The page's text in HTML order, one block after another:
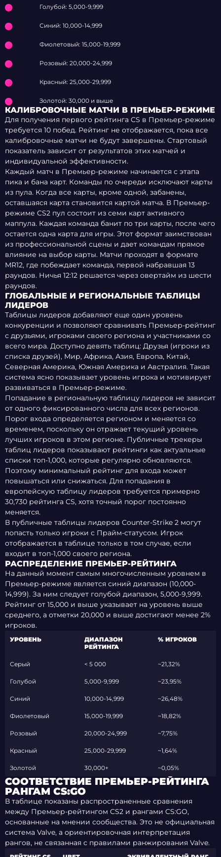
Голубой: 5,000-9,999
Синий: 10,000-14,999
Фиолетовый: 15,000-19,999
Розовый: 20,000-24,999
Красный: 25,000-29,999
Золотой: 30,000 и выше
КАЛИБРОВОЧНЫЕ МАТЧИ В ПРЕМЬЕР-РЕЖИМЕ
Для получения первого рейтинга CS в Премьер-режиме
требуется 10 побед. Рейтинг не отображается, пока все
калибровочные матчи не будут завершены. Стартовый
показатель зависит от результатов этих матчей и
индивидуальной эффективности.
Каждый матч в Премьер-режиме начинается с этапа
пика и бана карт. Команды по очереди исключают карты
из пула. Когда все карты, кроме одной, забанены,
оставшаяся карта становится картой матча. В Премьер-
режиме CS2 пул состоит из семи карт активного
маппула. Каждая команда банит по три карты, после чего
остается одна карта для игры. Этот формат заимствован
из профессиональной сцены и дает командам прямое
влияние на выбор карты. Матчи проходят в формате
MR12, где побеждает команда, первой набравшая 13
раундов. Ничья 12:12 решается через овертайм из шести
раундов.
ГЛОБАЛЬНЫЕ И РЕГИОНАЛЬНЫЕ ТАБЛИЦЫ
ЛИДЕРОВ
Таблицы лидеров добавляют еще один уровень
конкуренции и позволяют сравнивать Премьер-рейтинг
с друзьями, игроками своего региона и участниками со
всего мира. Доступно девять таблиц: Друзья (игроки из
списка друзей), Мир, Африка, Азия, Европа, Китай,
Северная Америка, Южная Америка и Австралия. Такая
система ясно показывает уровень игрока и мотивирует
развиваться в Премьер-режиме.
Попадание в региональную таблицу лидеров не зависит
от одного фиксированного числа для всех регионов.
Порог входа определяется регионом и меняется со
временем, поскольку он отражает текущий уровень
лучших игроков в этом регионе. Публичные трекеры
таблиц лидеров показывают рейтинги как актуальные
списки топ-1,000, которые регулярно обновляются.
Поэтому минимальный рейтинг для входа может
повышаться или снижаться. Для попадания в
европейскую таблицу лидеров требуется примерно
30,730 рейтинга CS, хотя точный порог постоянно
меняется.
В публичные таблицы лидеров Counter-Strike 2 могут
попасть только игроки с Прайм-статусом. Игрок
отображается в таблице только в том случае, если
входит в топ-1,000 своего региона.
РАСПРЕДЕЛЕНИЕ ПРЕМЬЕР-РЕЙТИНГА
На данный момент самым многочисленным уровнем в
Премьер-режиме является синий диапазон (10,000-
14,999). За ним следует голубой диапазон, 5,000-9,999.
Рейтинг от 15,000 и выше указывает на уровень выше
среднего, а отметки 20,000 и выше достигают менее 2%
игроков.
УРОВЕНЬ
ДИАПАЗОН
РЕЙТИНГА
% ИГРОКОВ
Серый < 5 000 ~21,32%
Голубой 5,000-9,999 ~23,95%
Синий 10,000-14,999 ~26,48%
Фиолетовый 15,000-19,999 ~18,82%
Розовый 20,000-24,999 ~7,75%
Красный 25,000-29,999 ~1,64%
Золотой 30,000+ ~0,05%
СООТВЕТСТВИЕ ПРЕМЬЕР-РЕЙТИНГА
РАНГАМ CS:GO
В таблице показаны распространенные сравнения
между Премьер-рейтингом CS2 и рангами CS:GO,
основанные на мнении сообщества. Это не официальная
система Valve, а ориентировочная интерпретация
рангов, не связанная с правилами ранжирования Valve.